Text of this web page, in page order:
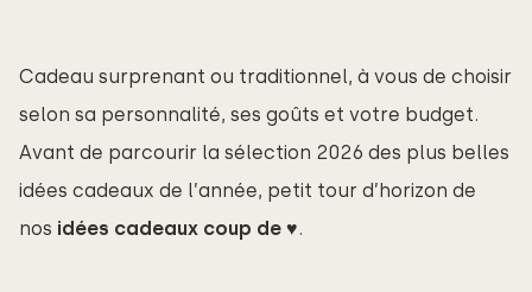
Cadeau surprenant ou traditionnel, à vous de choisir
selon sa personnalité, ses goûts et votre budget.
Avant de parcourir la sélection 2026 des plus belles
idées cadeaux de l’année, petit tour d’horizon de
nos idées cadeaux coup de ♥.